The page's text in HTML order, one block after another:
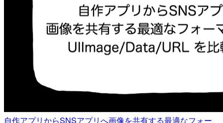
自作アプリからSNSアプリへ画像を共有する最適なフォー